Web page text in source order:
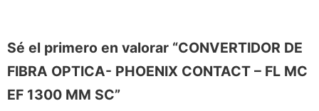
Sé el primero en valorar “CONVERTIDOR DE
FIBRA OPTICA- PHOENIX CONTACT – FL MC
EF 1300 MM SC”